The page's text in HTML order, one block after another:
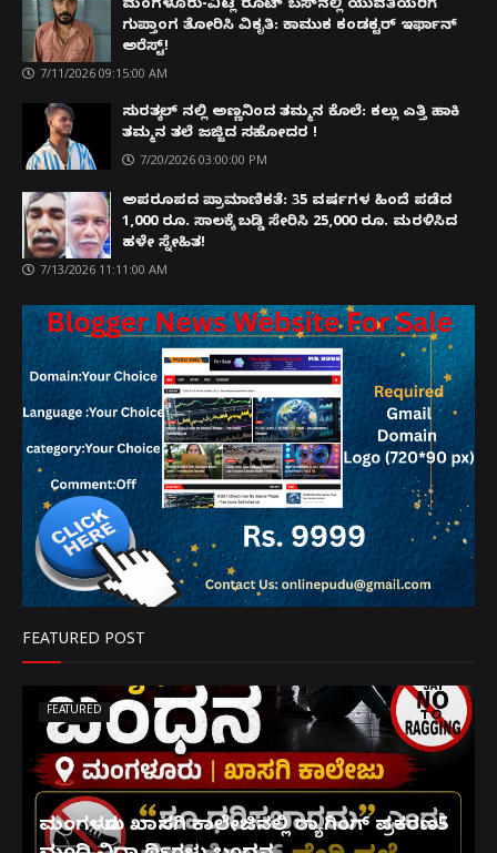
ಮಂಗಳೂರು-ವಿಟ್ಲ ರೂಟ್ ಬಸ್‌ನಲ್ಲಿ ಯುವತಿಯರಿಗೆ
ಗುಪ್ತಾಂಗ ತೋರಿಸಿ ವಿಕೃತಿ: ಕಾಮುಕ ಕಂಡಕ್ಟರ್ ಇರ್ಫಾನ್
ಅರೆಸ್ಟ್!
7/11/2026 09:15:00 AM
ಸುರತ್ಕಲ್ ನಲ್ಲಿ ಅಣ್ಣನಿಂದ ತಮ್ಮನ ಕೊಲೆ: ಕಲ್ಲು ಎತ್ತಿ ಹಾಕಿ
ತಮ್ಮನ ತಲೆ ಜಜ್ಜಿದ ಸಹೋದರ !
7/20/2026 03:00:00 PM
ಅಪರೂಪದ ಪ್ರಾಮಾಣಿಕತೆ: 35 ವರ್ಷಗಳ ಹಿಂದೆ ಪಡೆದ
1,000 ರೂ. ಸಾಲಕ್ಕೆ ಬಡ್ಡಿ ಸೇರಿಸಿ 25,000 ರೂ. ಮರಳಿಸಿದ
ಹಳೇ ಸ್ನೇಹಿತ!
7/13/2026 11:11:00 AM
FEATURED POST
FEATURED
ಮಂಗಳೂರು ಖಾಸಗಿ ಕಾಲೇಜಿನಲ್ಲಿ ರ‌್ಯಾಗಿಂಗ್ ಪ್ರಕರಣ5